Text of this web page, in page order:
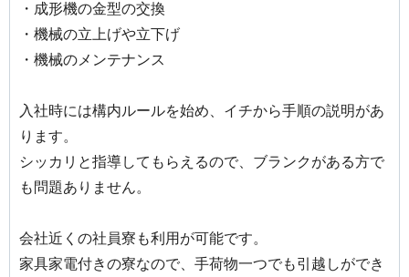
・成形機の金型の交換
・機械の立上げや立下げ
・機械のメンテナンス
入社時には構内ルールを始め、イチから手順の説明があ
ります。
シッカリと指導してもらえるので、ブランクがある方で
も問題ありません。
会社近くの社員寮も利用が可能です。
家具家電付きの寮なので、手荷物一つでも引越しができ